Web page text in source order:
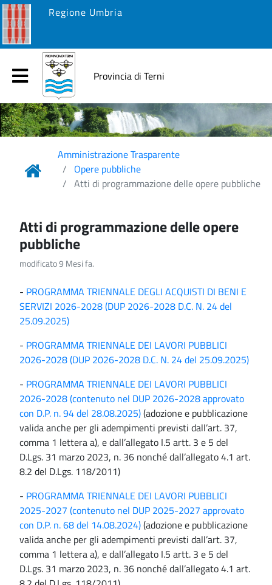
Regione Umbria
Provincia di Terni
Amministrazione Trasparente
Opere pubbliche
Atti di programmazione delle opere pubbliche
Atti di programmazione delle opere
pubbliche
modificato 9 Mesi fa.
- PROGRAMMA TRIENNALE DEGLI ACQUISTI DI BENI E
SERVIZI 2026-2028 (DUP 2026-2028 D.C. N. 24 del
25.09.2025)
- PROGRAMMA TRIENNALE DEI LAVORI PUBBLICI
2026-2028 (DUP 2026-2028 D.C. N. 24 del 25.09.2025)
- PROGRAMMA TRIENNALE DEI LAVORI PUBBLICI
2026-2028 (contenuto nel DUP 2026-2028 approvato
con D.P. n. 94 del 28.08.2025)(adozione e pubblicazione
valida anche per gli adempimenti previsti dall’art. 37,
comma 1 lettera a), e dall’allegato I.5 artt. 3 e 5 del
D.Lgs. 31 marzo 2023, n. 36 nonché dall’allegato 4.1 art.
8.2 del D.Lgs. 118/2011)
- PROGRAMMA TRIENNALE DEI LAVORI PUBBLICI
2025-2027 (contenuto nel DUP 2025-2027 approvato
con D.P. n. 68 del 14.08.2024)(adozione e pubblicazione
valida anche per gli adempimenti previsti dall’art. 37,
comma 1 lettera a), e dall’allegato I.5 artt. 3 e 5 del
D.Lgs. 31 marzo 2023, n. 36 nonché dall’allegato 4.1 art.